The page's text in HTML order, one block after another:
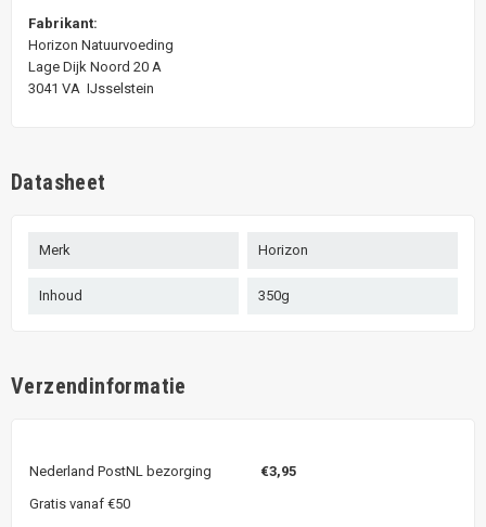
Fabrikant:
Horizon Natuurvoeding
Lage Dijk Noord 20 A
3041 VA IJsselstein
Datasheet
Merk Horizon
Inhoud 350g
Verzendinformatie
Nederland PostNL bezorging €3,95
Gratis vanaf €50